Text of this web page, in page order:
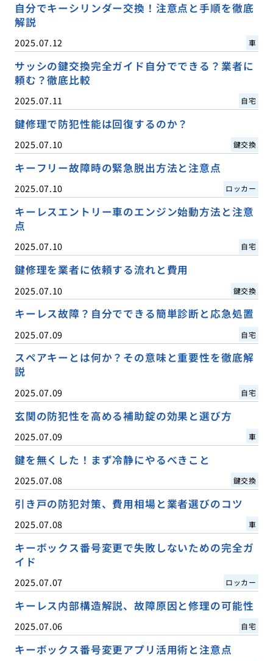
自分でキーシリンダー交換！注意点と手順を徹底
解説
2025.07.12 車
サッシの鍵交換完全ガイド自分でできる？業者に
頼む？徹底比較
2025.07.11 自宅
鍵修理で防犯性能は回復するのか？
2025.07.10 鍵交換
キーフリー故障時の緊急脱出方法と注意点
2025.07.10 ロッカー
キーレスエントリー車のエンジン始動方法と注意
点
2025.07.10 自宅
鍵修理を業者に依頼する流れと費用
2025.07.10 鍵交換
キーレス故障？自分でできる簡単診断と応急処置
2025.07.09 自宅
スペアキーとは何か？その意味と重要性を徹底解
説
2025.07.09 自宅
玄関の防犯性を高める補助錠の効果と選び方
2025.07.09 車
鍵を無くした！まず冷静にやるべきこと
2025.07.08 鍵交換
引き戸の防犯対策、費用相場と業者選びのコツ
2025.07.08 車
キーボックス番号変更で失敗しないための完全ガ
イド
2025.07.07 ロッカー
キーレス内部構造解説、故障原因と修理の可能性
2025.07.06 自宅
キーボックス番号変更アプリ活用術と注意点